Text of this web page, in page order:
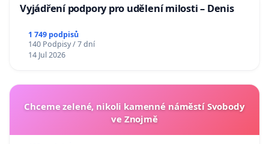
Vyjádření podpory pro udělení milosti – Denis
1 749 podpisů
140 Podpisy / 7 dní
14 Jul 2026
Chceme zelené, nikoli kamenné náměstí Svobody
ve Znojmě